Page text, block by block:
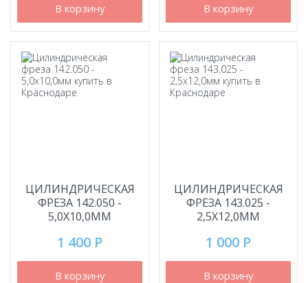
В корзину В корзину
ЦИЛИНДРИЧЕСКАЯ
ФРЕЗА 142.050 -
5,0Х10,0ММ
1 400 Р
В корзину
ЦИЛИНДРИЧЕСКАЯ
ФРЕЗА 143.025 -
2,5Х12,0ММ
1 000 Р
В корзину